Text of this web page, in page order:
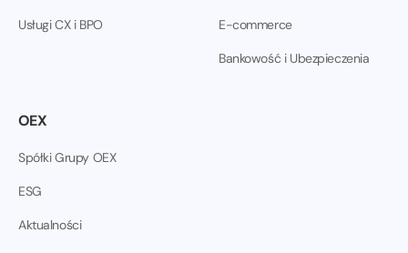
Usługi CX i BPO E-commerce
Bankowość i Ubezpieczenia
OEX
Spółki Grupy OEX
ESG
Aktualności